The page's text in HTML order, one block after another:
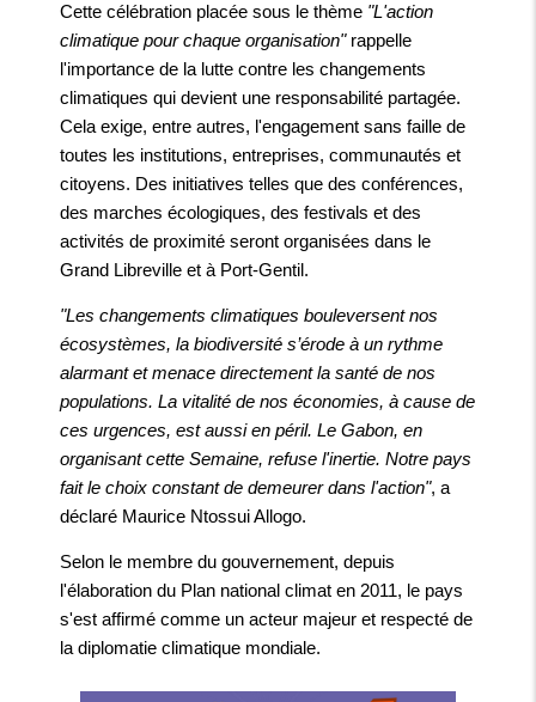
Cette célébration placée sous le thème "L'action
climatique pour chaque organisation"rappelle
l'importance de la lutte contre les changements
climatiques qui devient une responsabilité partagée.
Cela exige, entre autres, l'engagement sans faille de
toutes les institutions, entreprises, communautés et
citoyens. Des initiatives telles que des conférences,
des marches écologiques, des festivals et des
activités de proximité seront organisées dans le
Grand Libreville et à Port-Gentil.
"Les changements climatiques bouleversent nos
écosystèmes, la biodiversité s’érode à un rythme
alarmant et menace directement la santé de nos
populations. La vitalité de nos économies, à cause de
ces urgences, est aussi en péril. Le Gabon, en
organisant cette Semaine, refuse l'inertie. Notre pays
fait le choix constant de demeurer dans l'action", a
déclaré Maurice Ntossui Allogo.
Selon le membre du gouvernement, depuis
l'élaboration du Plan national climat en 2011, le pays
s'est affirmé comme un acteur majeur et respecté de
la diplomatie climatique mondiale.